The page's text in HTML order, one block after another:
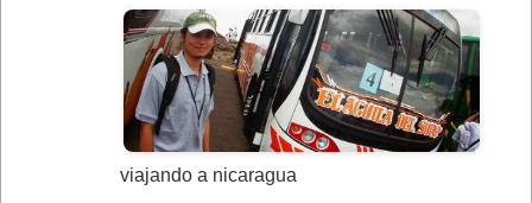
viajando a nicaragua